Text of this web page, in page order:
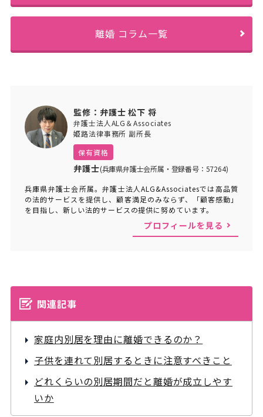
離婚 コラム一覧
監修：弁護士 松下 将
弁護士法人ALG＆Associates
姫路法律事務所 副所長
保有資格
弁護士(兵庫県弁護士会所属・登録番号：57264)
兵庫県弁護士会所属。弁護士法人ALG&Associatesでは高品質
の法的サービスを提供し、顧客満足のみならず、「顧客感動」
を目指し、新しい法的サービスの提供に努めています。
プロフィールを見る
関連記事
家庭内別居を理由に離婚できるのか？
子供を連れて別居するときに注意すべきこと
どれくらいの別居期間だと離婚が成立しやす
いか